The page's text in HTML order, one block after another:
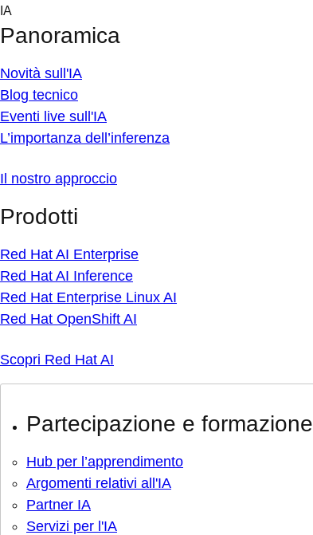
Skip
content
IA
Panoramica
Novità sull'IA
Blog tecnico
Eventi live sull'IA
L’importanza dell’inferenza
Il nostro approccio
Prodotti
Red Hat AI Enterprise
Red Hat AI Inference
Red Hat Enterprise Linux AI
Red Hat OpenShift AI
Scopri Red Hat AI
Partecipazione e formazione
Hub per l’apprendimento
Argomenti relativi all'IA
Partner IA
Servizi per l'IA